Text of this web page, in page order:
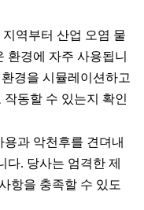
역부터 산업 오염 물
환경에 자주 사용됩니
경을 시뮬레이션하고
동할 수 있는지 확인
과 악천후를 견뎌내
다. 당사는 엄격한 제
항을 충족할 수 있도